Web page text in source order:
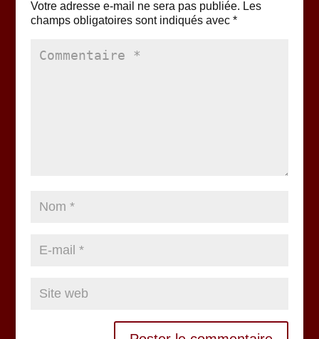
Votre adresse e-mail ne sera pas publiée. Les
champs obligatoires sont indiqués avec *